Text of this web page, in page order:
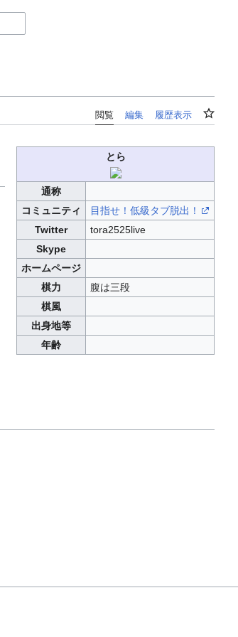
閲覧 編集 履歴表示 ウォッ
とら
通称
コミュニティ
目指せ！低級タブ脱出！
Twitter
tora2525live
Skype
ホームページ
棋力
腹は三段
棋風
出身地等
年齢